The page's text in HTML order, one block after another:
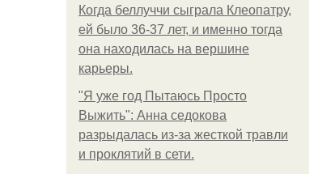
Когда беллуччи сыграла Клеопатру,
ей было 36-37 лет, и именно тогда
она находилась на вершине
карьеры.
"Я уже год Пытаюсь Просто
Выжить": Анна седокова
разрыдалась из-за жесткой травли
и проклятий в сети.